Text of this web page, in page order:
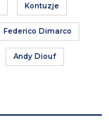
Kontuzje
Federico Dimarco
Andy Diouf